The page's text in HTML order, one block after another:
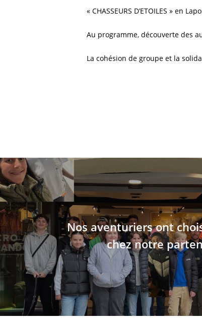
« CHASSEURS D’ETOILES » en
Au programme, découverte des
La cohésion de groupe et la
Nos aventuriers ont
chez notre